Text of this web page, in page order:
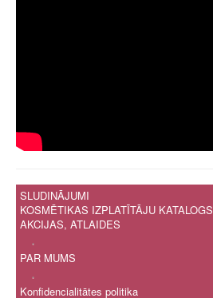
SLUDINĀJUMI
KOSMĒTIKAS IZPLATĪTĀJU KATALOGS
AKCIJAS, ATLAIDES
.
PAR MUMS
.
Konfidencialitātes politika